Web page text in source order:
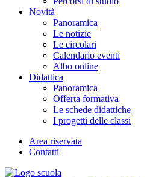
Novità
Panoramica
Le notizie
Le circolari
Calendario eventi
Albo online
Didattica
Panoramica
Offerta formativa
Le schede didattiche
I progetti delle classi
Area riservata
Contatti